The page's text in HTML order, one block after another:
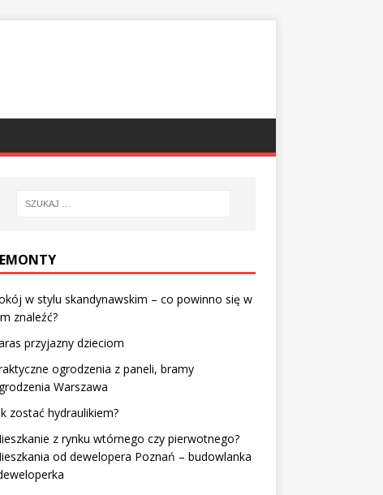
w stylu skandynawskim – co powinno się w
znaleźć?
przyjazny dzieciom
ogrodzenia z paneli, bramy
Warszawa
zostać hydraulikiem?
z rynku wtórnego czy pierwotnego?
od dewelopera Poznań – budowlanka